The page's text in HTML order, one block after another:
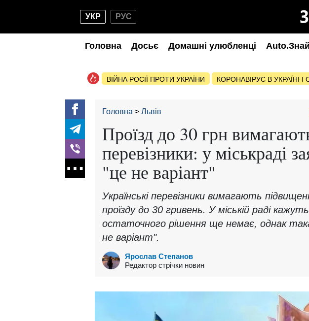
УКР РУС
Головна Досьє Домашні улюбленці Auto.Знай
ВІЙНА РОСІЇ ПРОТИ УКРАЇНИ КОРОНАВІРУС В УКРАЇНІ І
Головна Львів
Проїзд до 30 грн
перевізники: у міськраді
"це не варіант"
Українські перевізники вимагають
проїзду до 30 гривень. У міській раді
остаточного рішення ще немає, однак
не варіант".
Ярослав Степанов
Редактор стрічки новин